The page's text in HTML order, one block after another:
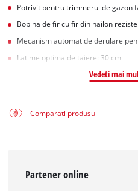
Potrivit pentru trimmerul de gazon
Bobina de fir cu fir din nailon
Mecanism automat de derulare
Latime optima de taiere: 30 cm
Vedeti mai
Comparati produsul
Partener online